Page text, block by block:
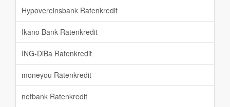
Hypovereinsbank Ratenkredit
Ikano Bank Ratenkredit
ING-DiBa Ratenkredit
moneyou Ratenkredit
netbank Ratenkredit